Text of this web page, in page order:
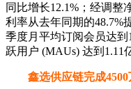
同比增长12.1%；经调整
利率从去年同期的48.7%
季度月平均订阅会员达到
跃用户 (MAUs) 达到1.11
鑫选供应链完成